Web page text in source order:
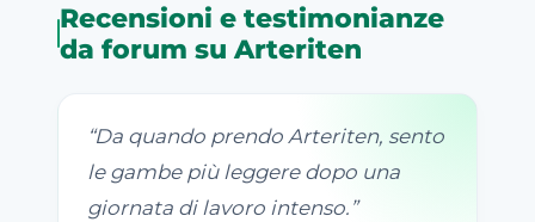
Recensioni e testimonianze
da forum su Arteriten
“Da quando prendo Arteriten, sento
le gambe più leggere dopo una
giornata di lavoro intenso. ”